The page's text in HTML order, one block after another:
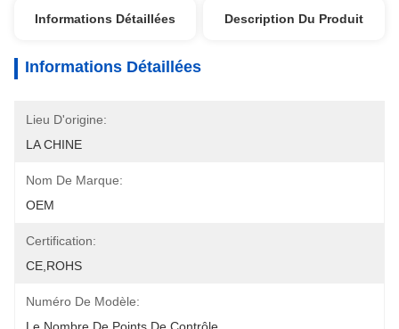
Informations Détaillées Description Du Produit
Informations Détaillées
Lieu D'origine:
LA CHINE
Nom De Marque:
OEM
Certification:
CE,ROHS
Numéro De Modèle: